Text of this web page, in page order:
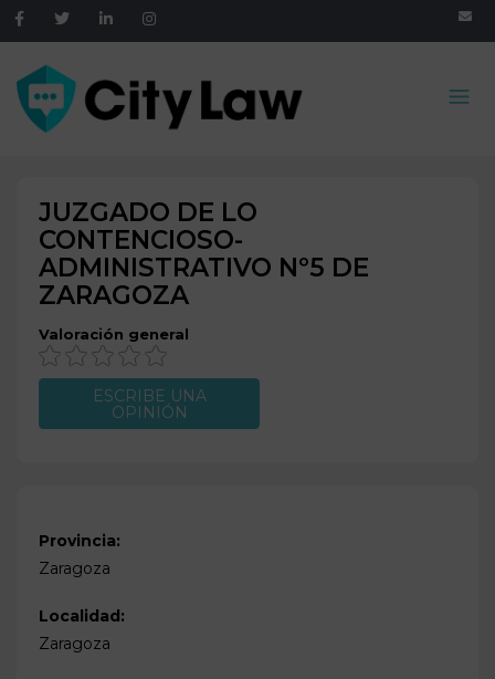
JUZGADO DE LO
CONTENCIOSO-
ADMINISTRATIVO Nº5 DE
ZARAGOZA
Valoración general
ESCRIBE UNA
OPINIÓN
Provincia:
Zaragoza
Localidad:
Zaragoza